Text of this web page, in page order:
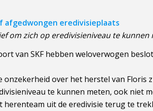
afgedwongen eredivisieplaats
om zich op eredivisieniveau te kunnen
van SKF hebben weloverwogen
onzekerheid over het herstel van
te kunnen meten, ook niet
herenteam uit de eredivisie terug te